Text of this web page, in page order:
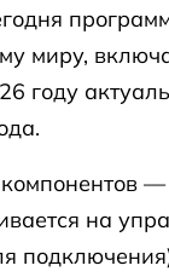
миру,
году
компонентов —
на